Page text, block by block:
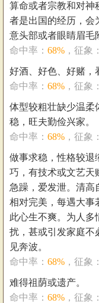
算命或者宗教和对神
者是出国的经历，会
意头部或者眼睛眉毛
命中率： 68% ，征象：
好酒、好色、好赌，
命中率： 68% ，征象：
体型较粗壮缺少温柔
稳，旺夫勤俭兴家。
命中率： 68% ，征象：
做事求稳，性格较退
巧，有技术或文艺天
急躁，爱发泄。清高
相对完美，每遇大事
此心生不爽。为人多
扰，甚或引发家庭不
见奔波。
命中率： 68% ，征象：
难得祖荫或遗产。
命中率： 68% ，征象：